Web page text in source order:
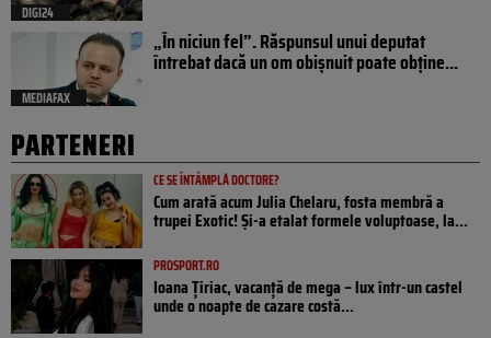
DIGI24
MEDIAFAX
„În niciun fel”. Răspunsul unui deputat
întrebat dacă un om obișnuit poate obține...
PARTENERI
CE SE ÎNTÂMPLĂ DOCTORE?
Cum arată acum Julia Chelaru, fosta membră a
trupei Exotic! Și-a etalat formele voluptoase, la...
PROSPORT.RO
Ioana Țiriac, vacanță de mega – lux într-un castel
unde o noapte de cazare costă...